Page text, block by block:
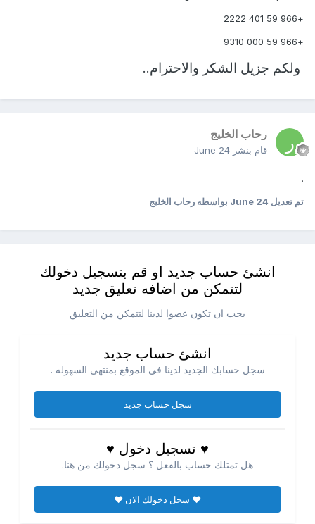
+966 59 401 2222
+966 59 000 9310
ولكم جزيل الشكر والاحترام..
رحاب الخليج
قام بنشر June 24
تم تعديلJune 24بواسطه رحاب الخليج
انشئ حساب جديد او قم بتسجيل دخولك
لتتمكن من اضافه تعليق جديد
يجب ان تكون عضوا لدينا لتتمكن من التعليق
انشئ حساب جديد
سجل حسابك الجديد لدينا في الموقع بمنتهي السهوله .
سجل حساب جديد
♥ تسجيل دخول ♥
هل تمتلك حساب بالفعل ؟ سجل دخولك من هنا.
♥ سجل دخولك الان ♥